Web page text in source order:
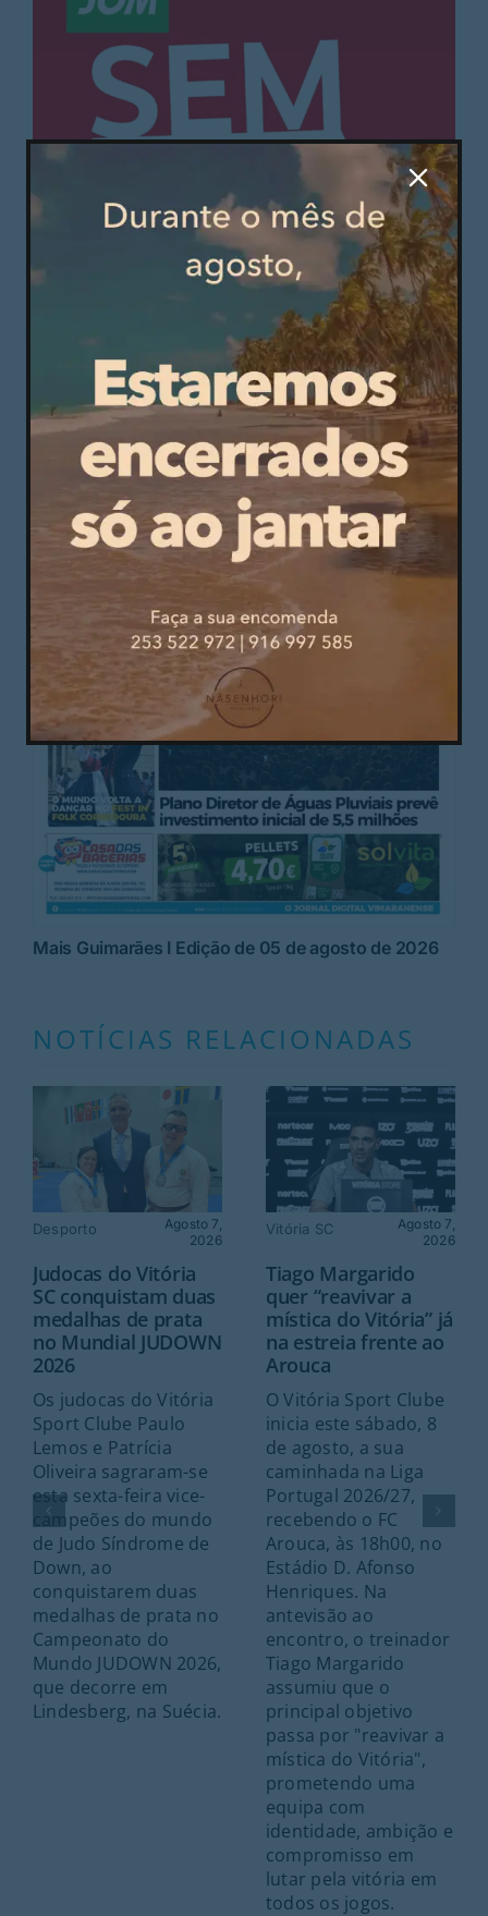
Mais Guimarães I Edição de 05 de agosto de 2026
NOTÍCIAS RELACIONADAS
Desporto
Agosto 7,
2026
Judocas do Vitória
SC conquistam duas
medalhas de prata
no Mundial JUDOWN
2026
Os judocas do Vitória
Sport Clube Paulo
Lemos e Patrícia
Oliveira sagraram-se
esta sexta-feira vice-
campeões do mundo
de Judo Síndrome de
Down, ao
conquistarem duas
medalhas de prata no
Campeonato do
Mundo JUDOWN 2026,
que decorre em
Lindesberg, na Suécia.
Vitória SC
Agosto 7,
2026
Tiago Margarido
quer “reavivar a
mística do Vitória” já
na estreia frente ao
Arouca
O Vitória Sport Clube
inicia este sábado, 8
de agosto, a sua
caminhada na Liga
Portugal 2026/27,
recebendo o FC
Arouca, às 18h00, no
Estádio D. Afonso
Henriques. Na
antevisão ao
encontro, o treinador
Tiago Margarido
assumiu que o
principal objetivo
passa por "reavivar a
mística do Vitória",
prometendo uma
equipa com
identidade, ambição e
compromisso em
lutar pela vitória em
todos os jogos.